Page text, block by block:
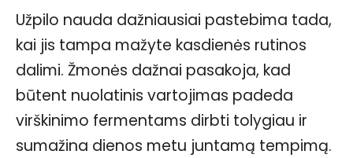
Užpilo nauda dažniausiai pastebima tada,
kai jis tampa mažyte kasdienės rutinos
dalimi. Žmonės dažnai pasakoja, kad
būtent nuolatinis vartojimas padeda
virškinimo fermentams dirbti tolygiau ir
sumažina dienos metu juntamą tempimą.